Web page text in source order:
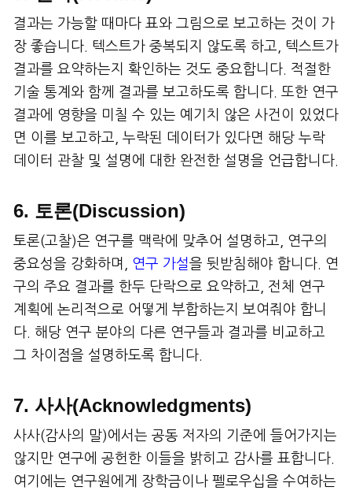
결과는 가능할 때마다 표와 그림으로 보고하는 것이 가
장 좋습니다. 텍스트가 중복되지 않도록 하고, 텍스트가
결과를 요약하는지 확인하는 것도 중요합니다. 적절한
기술 통계와 함께 결과를 보고하도록 합니다. 또한 연구
결과에 영향을 미칠 수 있는 예기치 않은 사건이 있었다
면 이를 보고하고, 누락된 데이터가 있다면 해당 누락
데이터 관찰 및 설명에 대한 완전한 설명을 언급합니다.
6. 토론(Discussion)
토론(고찰)은 연구를 맥락에 맞추어 설명하고, 연구의
중요성을 강화하며, 연구 가설을 뒷받침해야 합니다. 연
구의 주요 결과를 한두 단락으로 요약하고, 전체 연구
계획에 논리적으로 어떻게 부합하는지 보여줘야 합니
다. 해당 연구 분야의 다른 연구들과 결과를 비교하고
그 차이점을 설명하도록 합니다.
7. 사사(Acknowledgments)
사사(감사의 말)에서는 공동 저자의 기준에 들어가지는
않지만 연구에 공헌한 이들을 밝히고 감사를 표합니다.
여기에는 연구원에게 장학금이나 펠로우십을 수여하는